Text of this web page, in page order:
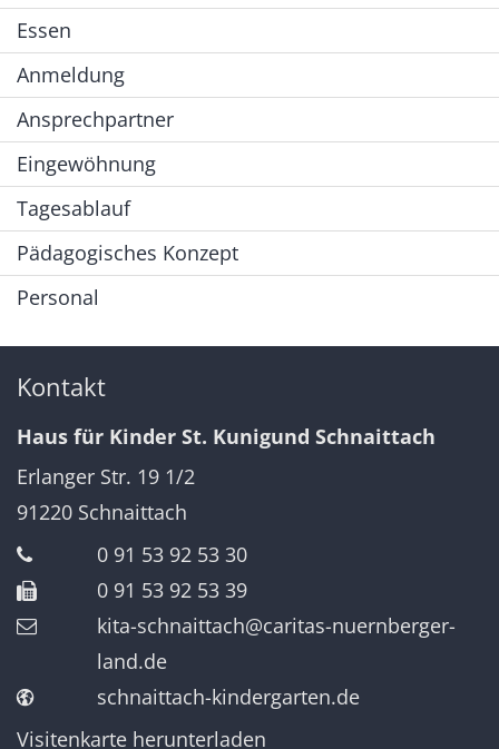
Essen
Anmeldung
Ansprechpartner
Eingewöhnung
Tagesablauf
Pädagogisches Konzept
Personal
Kontakt
Haus für Kinder St. Kunigund Schnaittach
Erlanger Str. 19 1/2
91220 Schnaittach
0 91 53 92 53 30
0 91 53 92 53 39
kita-schnaittach@caritas-nuernberger-
land.de
schnaittach-kindergarten.de
Visitenkarte herunterladen